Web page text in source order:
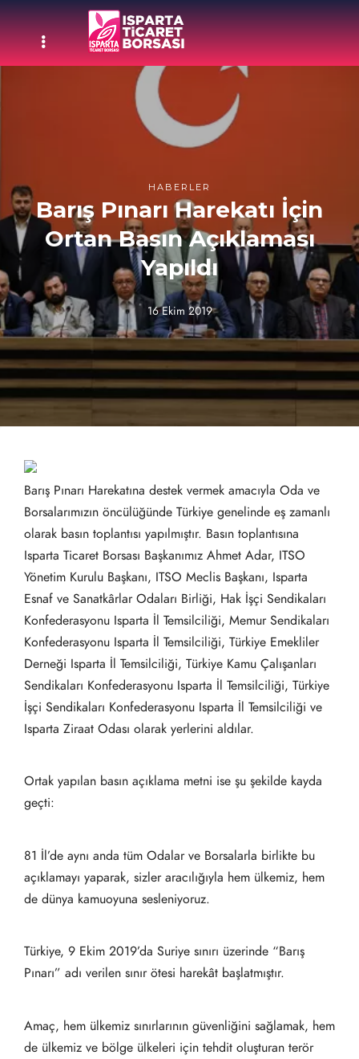
HABERLER
Barış Pınarı Harekatı İçin
Ortan Basın Açıklaması
Yapıldı
16 Ekim 2019
Barış Pınarı Harekatına destek vermek amacıyla Oda ve
Borsalarımızın öncülüğünde Türkiye genelinde eş zamanlı
olarak basın toplantısı yapılmıştır. Basın toplantısına
Isparta Ticaret Borsası Başkanımız Ahmet Adar, ITSO
Yönetim Kurulu Başkanı, ITSO Meclis Başkanı, Isparta
Esnaf ve Sanatkârlar Odaları Birliği, Hak İşçi Sendikaları
Konfederasyonu Isparta İl Temsilciliği, Memur Sendikaları
Konfederasyonu Isparta İl Temsilciliği, Türkiye Emekliler
Derneği Isparta İl Temsilciliği, Türkiye Kamu Çalışanları
Sendikaları Konfederasyonu Isparta İl Temsilciliği, Türkiye
İşçi Sendikaları Konfederasyonu Isparta İl Temsilciliği ve
Isparta Ziraat Odası olarak yerlerini aldılar.
Ortak yapılan basın açıklama metni ise şu şekilde kayda
geçti:
81 İl’de aynı anda tüm Odalar ve Borsalarla birlikte bu
açıklamayı yaparak, sizler aracılığıyla hem ülkemiz, hem
de dünya kamuoyuna sesleniyoruz.
Türkiye, 9 Ekim 2019’da Suriye sınırı üzerinde “Barış
Pınarı” adı verilen sınır ötesi harekât başlatmıştır.
Amaç, hem ülkemiz sınırlarının güvenliğini sağlamak, hem
de ülkemiz ve bölge ülkeleri için tehdit oluşturan terör